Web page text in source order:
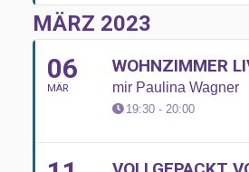
MÄRZ 2023
06
MÄR
WOHNZIMMER
mir Paulina Wagner
19:30 - 20:00